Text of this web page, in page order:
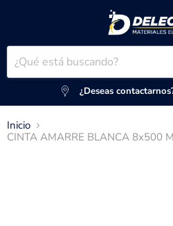
¿Deseas
Inicio
CINTA AMARRE BLANCA 8x500